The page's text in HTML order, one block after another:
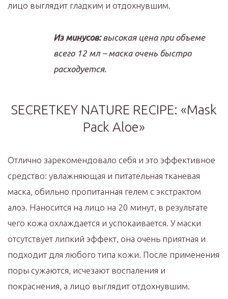
лицо выглядит гладким и отдохнувшим.
Из минусов:высокая цена при объеме
всего 12 мл – маска очень быстро
расходуется.
SECRETKEY NATURE RECIPE: «Mask
Pack Aloe»
Отлично зарекомендовало себя и это эффективное
средство: увлажняющая и питательная тканевая
маска, обильно пропитанная гелем с экстрактом
алоэ. Наносится на лицо на 20 минут, в результате
чего кожа охлаждается и успокаивается. У маски
отсутствует липкий эффект, она очень приятная и
подходит для любого типа кожи. После применения
поры сужаются, исчезают воспаления и
покраснения, а лицо выглядит отдохнувшим.